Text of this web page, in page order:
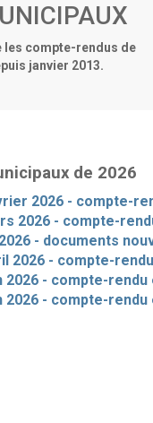
les compte-rendus de
janvier 2013.
de 2026
2026 - compte-
2026 - compte-
- documents
2026 - compte-
2026 - compte-
2026 - compte-